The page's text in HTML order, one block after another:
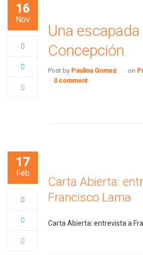
16
Nov
Una escapada
Concepción
Post by Paulina Gomez on
0 comment
17
Feb
Carta Abierta:
Francisco Lama
Carta Abierta: entrevista a